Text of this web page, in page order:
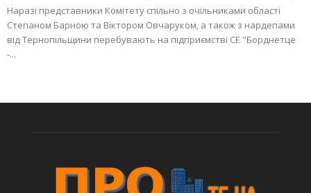
Наразі представники Комітету спільно з очільниками області
Степаном Барною та Віктором Овчаруком, а також з нардепами
від Тернопільщини перебувають на підприємстві СЕ "Борднетце
-...